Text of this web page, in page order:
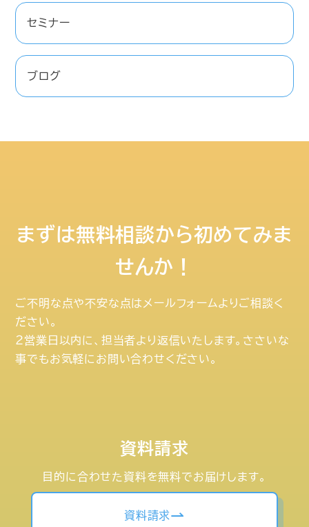
セミナー
ブログ
まずは無料相談から初めてみま
せんか！
ご不明な点や不安な点はメールフォームよりご相談く
ださい。
２営業日以内に、担当者より返信いたします。ささいな
事でもお気軽にお問い合わせください。
資料請求
目的に合わせた資料を無料でお届けします。
資料請求